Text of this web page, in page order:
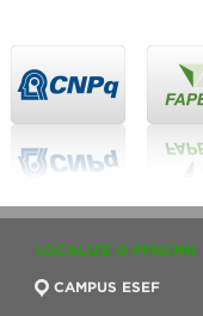
LOCALIZE O PPGCMH
CAMPUS ESEF